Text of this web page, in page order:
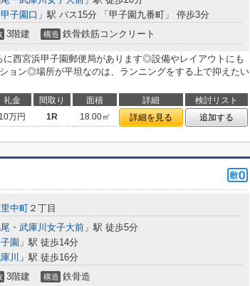
甲子園口 」駅 バス15分 「甲子園九番町」 停歩3分
3階建 構造 鉄骨鉄筋コンクリート
に西宮浜甲子園郵便局があります◎設備やレイアウトにも
ョン◎場所が平坦なのは、ランニングをする上で抑えたい
礼金 間取り 面積 詳細
検討リスト
10万円 1R 18.00㎡ 詳細を見る 追加する
里中町 ２丁目
・武庫川女子大前 」駅 徒歩5分
園 」駅 徒歩14分
川 」駅 徒歩16分
3階建 構造 鉄骨造